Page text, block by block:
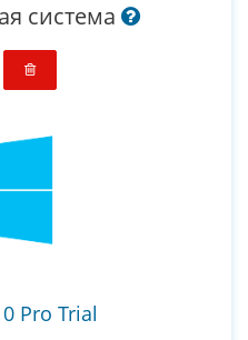
система
Pro Trial